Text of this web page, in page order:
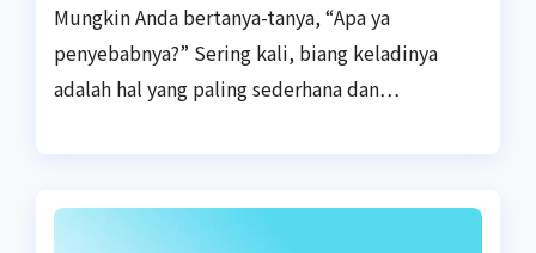
Mungkin Anda bertanya-tanya, “Apa ya
penyebabnya?” Sering kali, biang keladinya
adalah hal yang paling sederhana dan…